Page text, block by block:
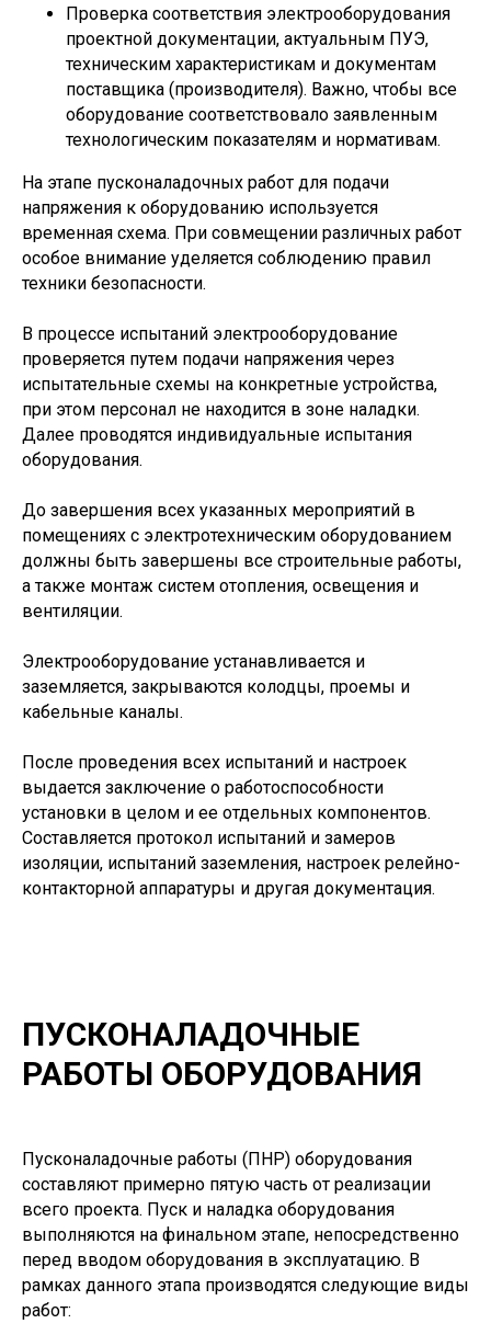
Проверка соответствия электрооборудования
проектной документации, актуальным ПУЭ,
техническим характеристикам и документам
поставщика (производителя). Важно, чтобы все
оборудование соответствовало заявленным
технологическим показателям и нормативам.
На этапе пусконаладочных работ для подачи
напряжения к оборудованию используется
временная схема. При совмещении различных работ
особое внимание уделяется соблюдению правил
техники безопасности.
В процессе испытаний электрооборудование
проверяется путем подачи напряжения через
испытательные схемы на конкретные устройства,
при этом персонал не находится в зоне наладки.
Далее проводятся индивидуальные испытания
оборудования.
До завершения всех указанных мероприятий в
помещениях с электротехническим оборудованием
должны быть завершены все строительные работы,
а также монтаж систем отопления, освещения и
вентиляции.
Электрооборудование устанавливается и
заземляется, закрываются колодцы, проемы и
кабельные каналы.
После проведения всех испытаний и настроек
выдается заключение о работоспособности
установки в целом и ее отдельных компонентов.
Составляется протокол испытаний и замеров
изоляции, испытаний заземления, настроек релейно-
контакторной аппаратуры и другая документация.
ПУСКОНАЛАДОЧНЫЕ
РАБОТЫ ОБОРУДОВАНИЯ
Пусконаладочные работы (ПНР) оборудования
составляют примерно пятую часть от реализации
всего проекта. Пуск и наладка оборудования
выполняются на финальном этапе, непосредственно
перед вводом оборудования в эксплуатацию. В
рамках данного этапа производятся следующие виды
работ: